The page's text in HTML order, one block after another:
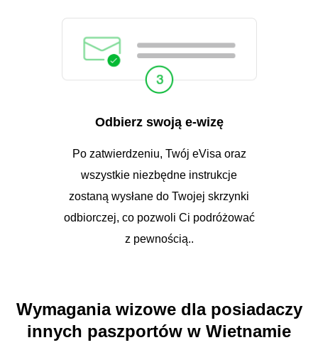
Odbierz swoją e-wizę
Po zatwierdzeniu, Twój eVisa oraz
wszystkie niezbędne instrukcje
zostaną wysłane do Twojej skrzynki
odbiorczej, co pozwoli Ci podróżować
z pewnością..
Wymagania wizowe dla posiadaczy
innych paszportów w Wietnamie